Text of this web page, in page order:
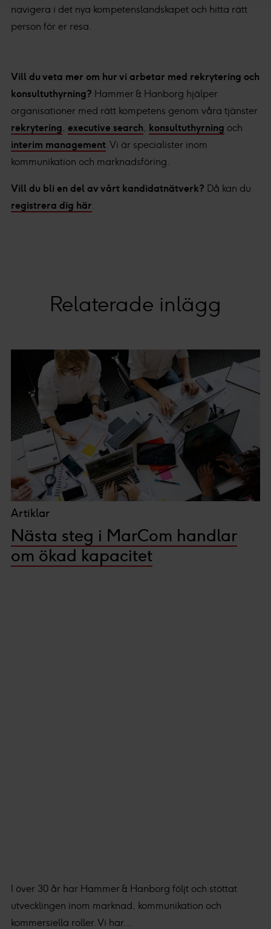
till de rättigheter du har som individ. Du kan när som
helst ändra dina preferenser genom att klicka på den lilla
Med din tillåtelse använder vi och våra affärspartners
teknik, inklusive cookies, för att samla in information om
dig för olika ändamål. Genom att klicka på "Acceptera"
ger du ditt samtycke för dessa ändamål. Du kan också
välja att välja vilken insamling du godkänner och klicka
på "tillåt urval".
Du kan läsa mer om hur vi använder cookies och annan
teknik och hur vi samlar in och behandlar personuppgifter
innehåll och annonser samt användar-, insikt- och
produktutveckling.
navigera i det nya kompetenslandskapet och hitta rätt
person för er resa.
Vill du veta mer om hur vi arbetar med rekrytering och
konsultuthyrning? Hammer & Hanborg hjälper
organisationer med rätt kompetens genom våra tjänster
rekrytering, executive search, konsultuthyrning och
interim management. Vi är specialister inom
kommunikation och marknadsföring.
Vill du bli en del av vårt kandidatnätverk? Då kan du
registrera dig här.
Relaterade inlägg
Artiklar
Nästa steg i MarCom handlar
om ökad kapacitet
I över 30 år har Hammer & Hanborg följt och stöttat
utvecklingen inom marknad, kommunikation och
kommersiella roller. Vi har...